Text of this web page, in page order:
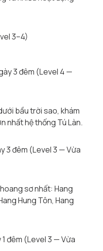
3–4)
3 đêm (Level 4 —
bầu trời sao, khám
nhất hệ thống Tú Làn.
3 đêm (Level 3 — Vừa
sơ nhất: Hang
Hung Tôn, Hang
đêm (Level 3 — Vừa